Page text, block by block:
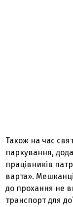
Також на час
паркування,
працівників
варта».
до прохання не
транспорт для